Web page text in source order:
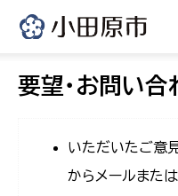
要望・お問い合
いただいたご意
からメールまた